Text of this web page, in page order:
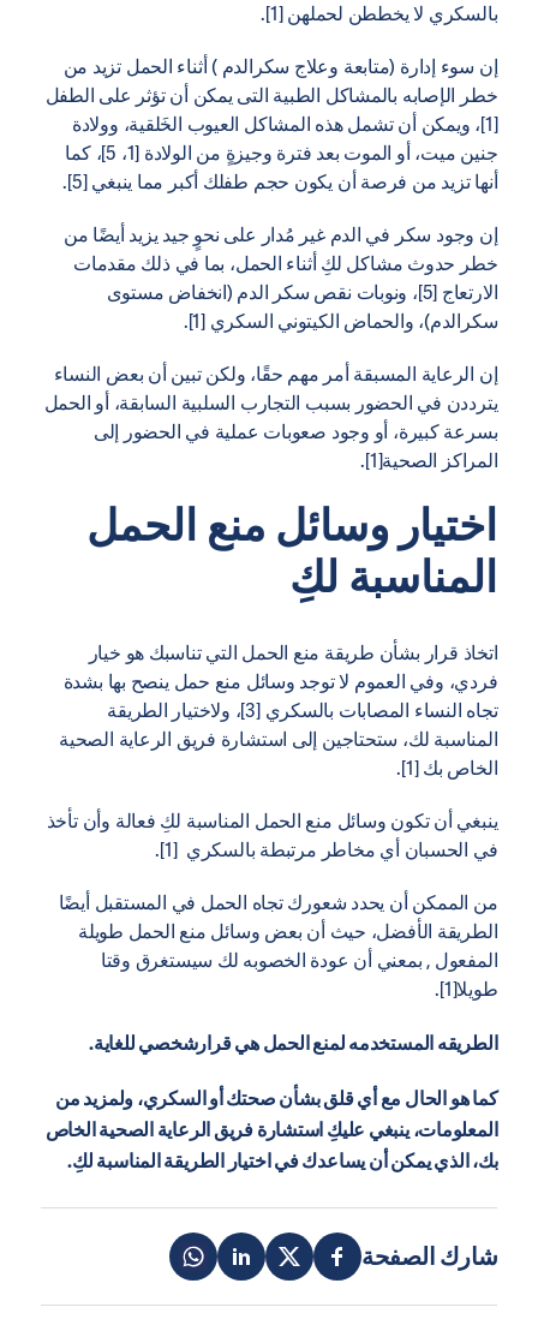
بالسكري لا يخططن لحملهن [1].
إن سوء إدارة (متابعة وعلاج سكرالدم ) أثناء الحمل تزيد من
خطر الإصابه بالمشاكل الطبية التى يمكن أن تؤثر على الطفل
[1]، ويمكن أن تشمل هذه المشاكل العيوب الخَلقية، وولادة
جنين ميت، أو الموت بعد فترة وجيزةٍ من الولادة [1، 5]، كما
أنها تزيد من فرصة أن يكون حجم طفلك أكبر مما ينبغي [5].
إن وجود سكر في الدم غير مُدار على نحوٍ جيد يزيد أيضًا من
خطر حدوث مشاكل لكِ أثناء الحمل، بما في ذلك مقدمات
الارتعاج [5]، ونوبات نقص سكر الدم (انخفاض مستوى
سكرالدم)، والحماض الكيتوني السكري [1].
إن الرعاية المسبقة أمر مهم حقًا، ولكن تبين أن بعض النساء
يترددن في الحضور بسبب التجارب السلبية السابقة، أو الحمل
بسرعة كبيرة، أو وجود صعوبات عملية في الحضور إلى
المراكز الصحية[1].
اختيار وسائل منع الحمل
المناسبة لكِ
اتخاذ قرار بشأن طريقة منع الحمل التي تناسبك هو خيار
فردي، وفي العموم لا توجد وسائل منع حمل ينصح بها بشدة
تجاه النساء المصابات بالسكري [3]، ولاختيار الطريقة
المناسبة لك، ستحتاجين إلى استشارة فريق الرعاية الصحية
الخاص بك [1].
ينبغي أن تكون وسائل منع الحمل المناسبة لكِ فعالة وأن تأخذ
في الحسبان أي مخاطر مرتبطة بالسكري [1].
من الممكن أن يحدد شعورك تجاه الحمل في المستقبل أيضًا
الطريقة الأفضل، حيث أن بعض وسائل منع الحمل طويلة
المفعول , بمعني أن عودة الخصوبه لك سيستغرق وقتا
طويلا[1].
الطريقه المستخدمه لمنع الحمل هي قرارشخصي للغاية.
كما هو الحال مع أي قلق بشأن صحتك أو السكري، ولمزيد من
المعلومات، ينبغي عليكِ استشارة فريق الرعاية الصحية الخاص
بك، الذي يمكن أن يساعدك في اختيار الطريقة المناسبة لكِ.
شارك الصفحة